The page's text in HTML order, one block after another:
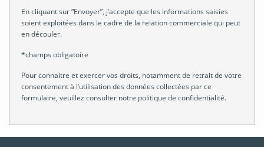
En cliquant sur “Envoyer”, j’accepte que les informations saisies
soient exploitées dans le cadre de la relation commerciale qui peut
en découler.
*champs obligatoire
Pour connaitre et exercer vos droits, notamment de retrait de votre
consentement à l’utilisation des données collectées par ce
formulaire, veuillez consulter notre politique de confidentialité.